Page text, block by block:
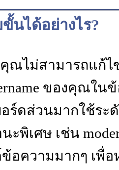
นได้อย่างไร?
ณไม่สามารถแก้
ของคุณใ
ร์ดส่วนมากใช้ร
ะพิเศษ เช่น
อความมากๆ เพื่